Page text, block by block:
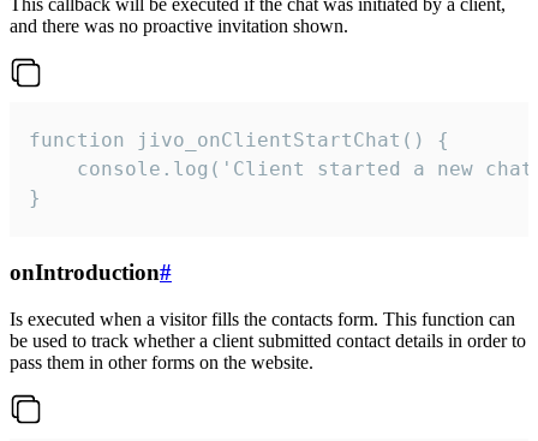
This callback will be executed if the chat was initiated by a client,
and there was no proactive invitation shown.
function jivo_onClientStartChat() {
console.log('Client started a new
}
onIntroduction#
Is executed when a visitor fills the contacts form. This function can
be used to track whether a client submitted contact details in order to
pass them in other forms on the website.